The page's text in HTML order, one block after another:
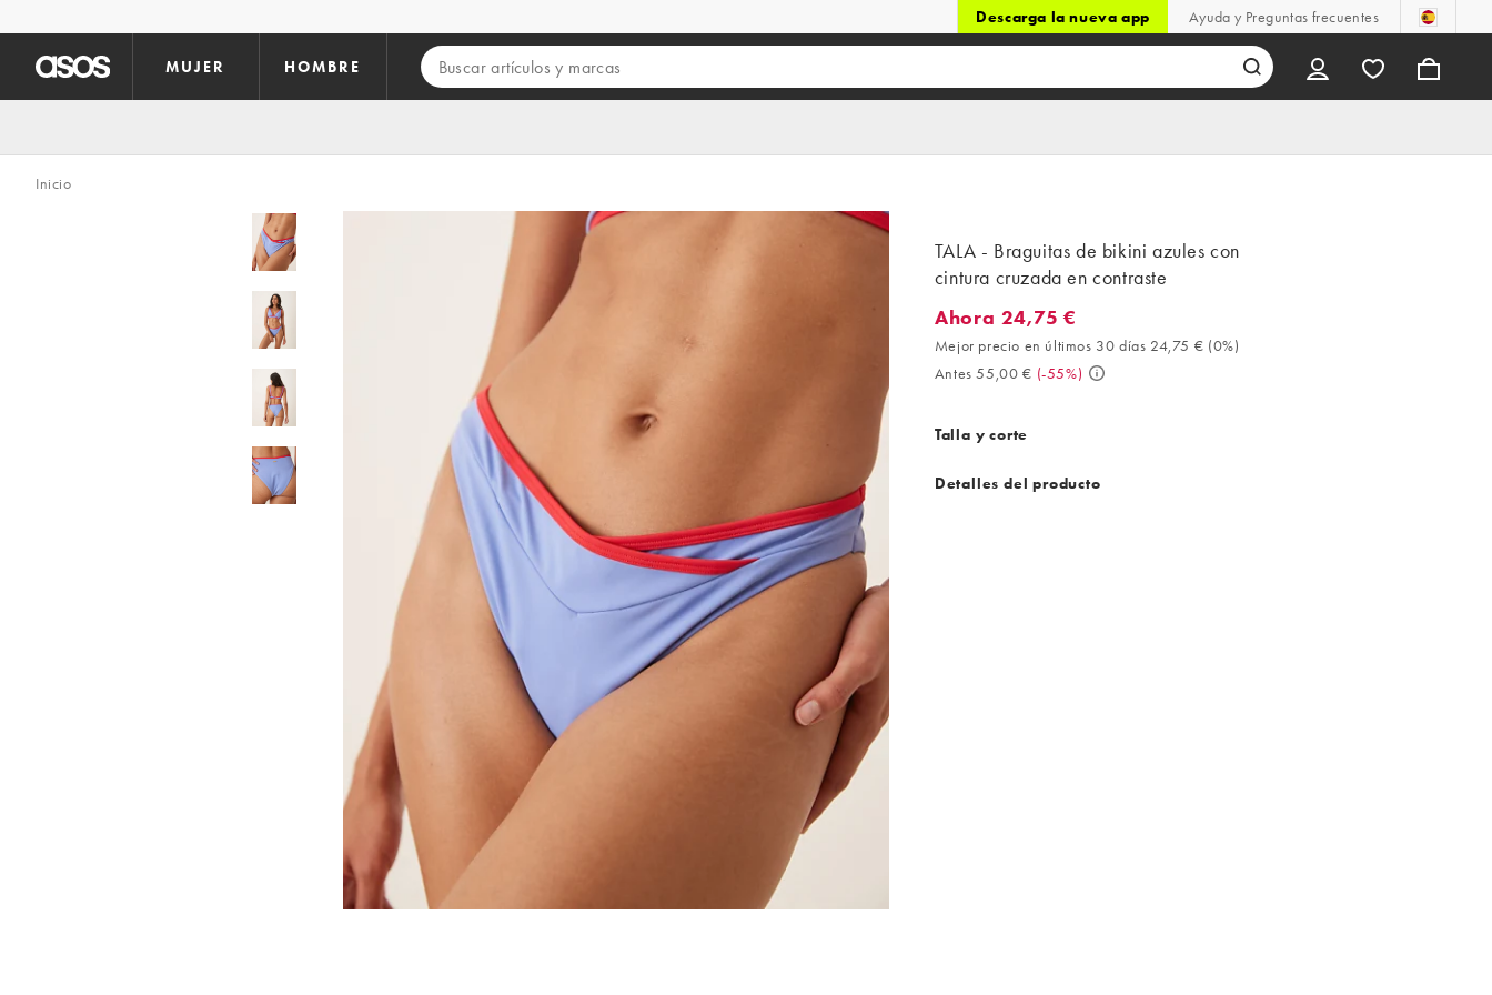
Descarga la nueva app Ayuda y Preguntas frecuentes
MUJER HOMBRE
Inicio
TALA - Braguitas de bikini azules con
cintura cruzada en contraste
Ahora 24,75 €. Mejor precio en últimos 30 días 24,75 € (0%). Antes
Ahora 24,75 €
Mejor precio en últimos 30 días 24,75 € (0%)
Antes 55,00 € (-55%)
Talla y corte
Detalles del producto